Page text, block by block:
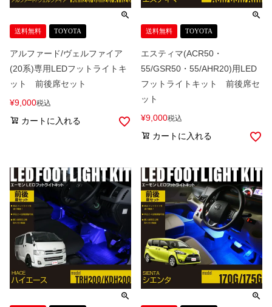
送料無料 TOYOTA
アルファード/ヴェルファイア
(20系)専用LEDフットライトキ
ット 前後席セット
¥9,000税込
カートに入れる
送料無料 TOYOTA
エスティマ(ACR50・
55/GSR50・55/AHR20)用LED
フットライトキット 前後席セ
ット
¥9,000税込
カートに入れる